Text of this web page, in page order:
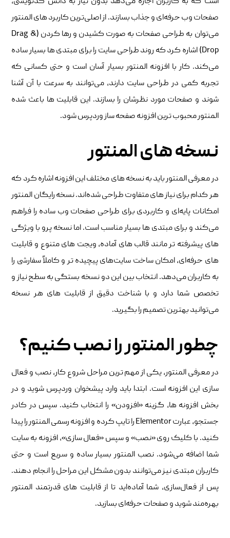
صفحات وب حرفه‌ای و جذاب بسازند. از اصلی‌ترین کاربرد های المنتور
می‌توان به طراحی صفحات به صورت کشیدن و رها کردن (Drag &
Drop) اشاره کرد که روند طراحی سایت را برای مبتدی ‌ها بسیار ساده
می‌کند. کار با افزونه المنتور بسیار آسان است و حتی کسانی که
تجربه کمی در طراحی سایت دارند، می‌توانند به سرعت با آن آشنا
شوند و صفحات مورد نظرشان را بسازند. این قابلیت‌ ها باعث شده
المنتور محبوب ‌ترین افزونه صفحه ‌ساز وردپرس شود.
نسخه ‌های المنتور
در معرفی المنتور باید به نسخه ‌های مختلف این افزونه اشاره کرد که
هر کدام برای نیاز های متفاوت طراحی شده‌اند. نسخه رایگان المنتور
امکانات پایه‌ای و کاربردی برای طراحی صفحات وب ساده را فراهم
می‌کند و برای مبتدی‌ ها بسیار مناسب است. اما نسخه پرو با ویژگی‌
های پیشرفته ‌تر مانند قالب‌ های آماده، ویجت‌ های متنوع و قابلیت‌
های حرفه‌ای، امکان ساخت سایت‌های پیچیده ‌تر و کاملاً سفارشی را
به کاربران می‌دهد. انتخاب بین این دو نسخه بستگی به سطح نیاز و
تخصص شما دارد و با شناخت دقیق از قابلیت‌ های هر نسخه
می‌توانید بهترین تصمیم را بگیرید.
چطور المنتور را نصب کنیم؟
در معرفی المنتور، یکی از مهم ‌ترین مراحل شروع کار، نصب و فعال‌
سازی این افزونه است. ابتدا باید وارد پیشخوان وردپرس شوید و در
بخش افزونه‌ ها، گزینه «افزودن» را انتخاب کنید. سپس در کادر
جستجو، عبارت Elementor را تایپ کرده و افزونه رسمی المنتور را پیدا
کنید. با کلیک روی «نصب» و سپس «فعال‌ سازی»، افزونه به سایت
شما اضافه می‌شود. نصب المنتور بسیار ساده و سریع است و حتی
کاربران مبتدی نیز می‌توانند بدون مشکل این مراحل را انجام دهند.
پس از فعال‌سازی، شما آماده‌اید تا از قابلیت‌ های قدرتمند المنتور
بهره‌مند شوید و صفحات حرفه‌ای بسازید.